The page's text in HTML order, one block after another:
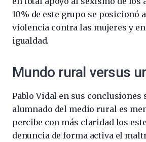
10% de este grupo se posicionó
violencia contra las mujeres y
igualdad.
Mundo rural versus
Pablo Vidal en sus conclusiones
alumnado del medio rural es
percibe con más claridad los
denuncia de forma activa el